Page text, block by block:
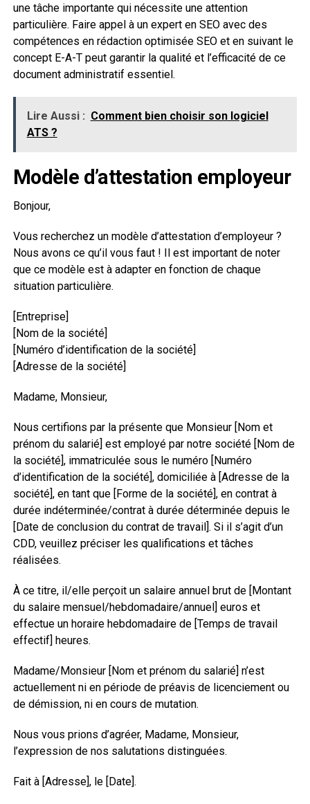
une tâche importante qui nécessite une attention
particulière. Faire appel à un expert en SEO avec des
compétences en rédaction optimisée SEO et en suivant le
concept E-A-T peut garantir la qualité et l’efficacité de ce
document administratif essentiel.
Lire Aussi : Comment bien choisir son logiciel
ATS ?
Modèle d’attestation employeur
Bonjour,
Vous recherchez un modèle d’attestation d’employeur ?
Nous avons ce qu’il vous faut ! Il est important de noter
que ce modèle est à adapter en fonction de chaque
situation particulière.
[Entreprise]
[Nom de la société]
[Numéro d’identification de la société]
[Adresse de la société]
Madame, Monsieur,
Nous certifions par la présente que Monsieur [Nom et
prénom du salarié] est employé par notre société [Nom de
la société], immatriculée sous le numéro [Numéro
d’identification de la société], domiciliée à [Adresse de la
société], en tant que [Forme de la société], en contrat à
durée indéterminée/contrat à durée déterminée depuis le
[Date de conclusion du contrat de travail]. Si il s’agit d’un
CDD, veuillez préciser les qualifications et tâches
réalisées.
À ce titre, il/elle perçoit un salaire annuel brut de [Montant
du salaire mensuel/hebdomadaire/annuel] euros et
effectue un horaire hebdomadaire de [Temps de travail
effectif] heures.
Madame/Monsieur [Nom et prénom du salarié] n’est
actuellement ni en période de préavis de licenciement ou
de démission, ni en cours de mutation.
Nous vous prions d’agréer, Madame, Monsieur,
l’expression de nos salutations distinguées.
Fait à [Adresse], le [Date].